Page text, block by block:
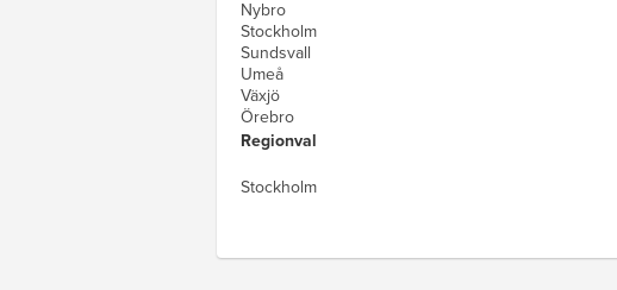
Nybro
Stockholm
Sundsvall
Umeå
Växjö
Örebro
Regionval
Stockholm